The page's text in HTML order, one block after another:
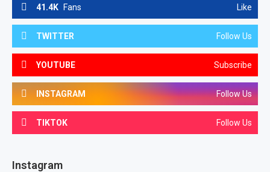
41.4K Fans Like
TWITTER Follow Us
YOUTUBE Subscribe
INSTAGRAM Follow Us
TIKTOK Follow Us
Instagram